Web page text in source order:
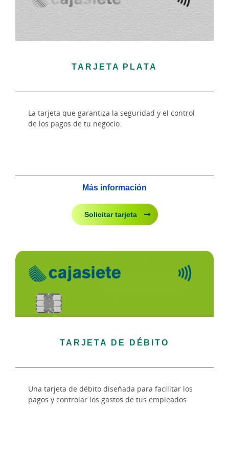
TARJETA PLATA
La tarjeta que garantiza la seguridad y el control
de los pagos de tu negocio.
Más información
Solicitar tarjeta
TARJETA DE DÉBITO
Una tarjeta de débito diseñada para facilitar los
pagos y controlar los gastos de tus empleados.